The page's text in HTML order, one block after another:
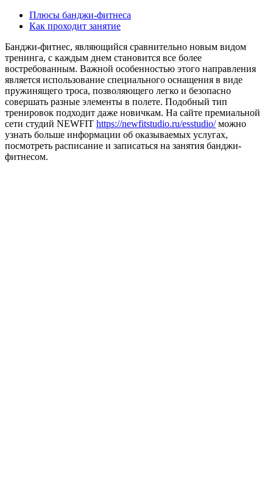
Плюсы банджи-фитнеса
Как проходит занятие
Банджи-фитнес, являющийся сравнительно новым видом
тренинга, с каждым днем становится все более
востребованным. Важной особенностью этого направления
является использование специального оснащения в виде
пружинящего троса, позволяющего легко и безопасно
совершать разные элементы в полете. Подобный тип
тренировок подходит даже новичкам. На сайте премиальной
сети студий NEWFIT https://newfitstudio.ru/esstudio/можно
узнать больше информации об оказываемых услугах,
посмотреть расписание и записаться на занятия банджи-
фитнесом.